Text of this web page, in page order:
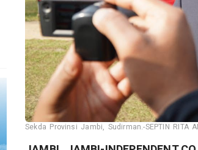
Sekda Provinsi Jambi, Sudirman.-SEPTIN RITA